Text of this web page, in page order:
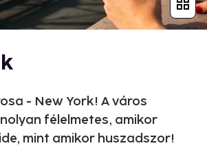
- New York! A város
félelmetes, amikor
mint amikor huszadszor!